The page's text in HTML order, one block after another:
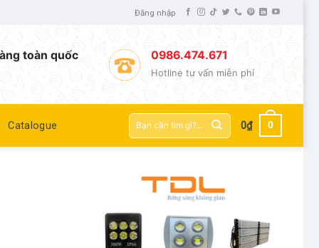
Đăng nhập
toàn quốc 0986.474.671
Hotline tư vấn miễn phí
Catalogue
Tìm
kiếm:
0₫ 0